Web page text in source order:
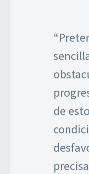
de